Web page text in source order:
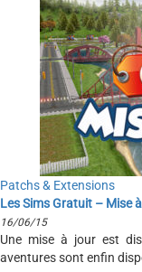
Patchs & Extensions
Les Sims Gratuit – Mise
16/06/15
Une mise à jour est
aventures sont enfin